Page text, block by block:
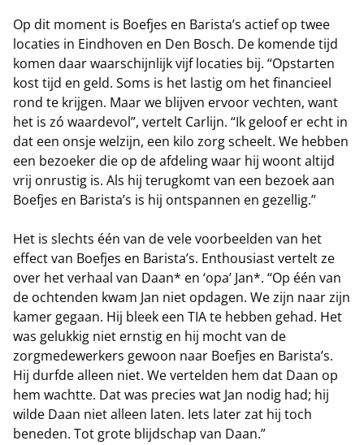
Op dit moment is Boefjes en Barista’s actief op twee
locaties in Eindhoven en Den Bosch. De komende tijd
komen daar waarschijnlijk vijf locaties bij. “Opstarten
kost tijd en geld. Soms is het lastig om het financieel
rond te krijgen. Maar we blijven ervoor vechten, want
het is zó waardevol”, vertelt Carlijn. “Ik geloof er echt in
dat een onsje welzijn, een kilo zorg scheelt. We hebben
een bezoeker die op de afdeling waar hij woont altijd
vrij onrustig is. Als hij terugkomt van een bezoek aan
Boefjes en Barista’s is hij ontspannen en gezellig.”
Het is slechts één van de vele voorbeelden van het
effect van Boefjes en Barista’s. Enthousiast vertelt ze
over het verhaal van Daan* en ‘opa’ Jan*. “Op één van
de ochtenden kwam Jan niet opdagen. We zijn naar zijn
kamer gegaan. Hij bleek een TIA te hebben gehad. Het
was gelukkig niet ernstig en hij mocht van de
zorgmedewerkers gewoon naar Boefjes en Barista’s.
Hij durfde alleen niet. We vertelden hem dat Daan op
hem wachtte. Dat was precies wat Jan nodig had; hij
wilde Daan niet alleen laten. Iets later zat hij toch
beneden. Tot grote blijdschap van Daan.”